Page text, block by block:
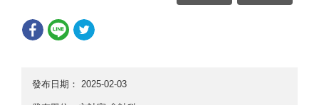
發布日期： 2025-02-03